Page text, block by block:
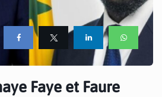
Faye et Faure